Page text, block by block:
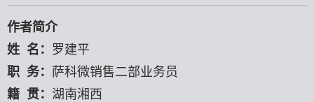
作者简介
姓 名： 罗建平
职 务： 萨科微销售二部业务员
籍 贯： 湖南湘西